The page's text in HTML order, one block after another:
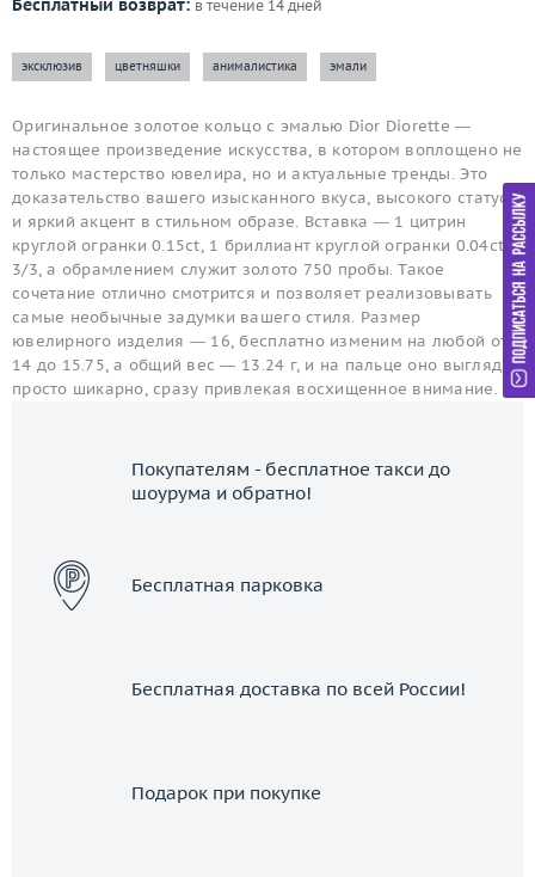
Бесплатный возврат: в течение 14 дней
эксклюзив цветняшки анималистика эмали
Оригинальное золотое кольцо с эмалью Dior Diorette —
настоящее произведение искусства, в котором воплощено не
только мастерство ювелира, но и актуальные тренды. Это
доказательство вашего изысканного вкуса, высокого статуса
и яркий акцент в стильном образе. Вставка — 1 цитрин
круглой огранки 0.15ct, 1 бриллиант круглой огранки 0.04ct
3/3, а обрамлением служит золото 750 пробы. Такое
сочетание отлично смотрится и позволяет реализовывать
самые необычные задумки вашего стиля. Размер
ювелирного изделия — 16, бесплатно изменим на любой от
14 до 15.75, а общий вес — 13.24 г, и на пальце оно выглядит
просто шикарно, сразу привлекая восхищенное внимание.
Покупателям - бесплатное такси до
шоурума и обратно!
Бесплатная парковка
Бесплатная доставка по всей России!
Подарок при покупке